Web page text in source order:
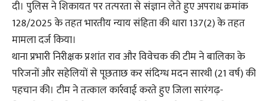
दी। पुलिस ने शिकायत पर तत्परता से संज्ञान लेते हुए अपराध क्रमांक
128/2025 के तहत भारतीय न्याय संहिता की धारा 137(2) के तहत
मामला दर्ज किया।
थाना प्रभारी निरीक्षक प्रशांत राव और विवेचक की टीम ने बालिका के
परिजनों और सहेलियों से पूछताछ कर संदिग्ध मदन सारथी (21 वर्ष) की
पहचान की। टीम ने तत्काल कार्रवाई करते हुए जिला सारंगढ़-